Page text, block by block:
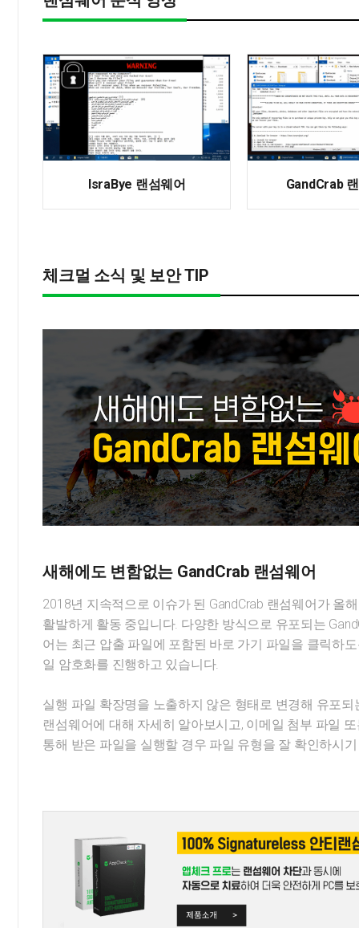
IsraBye 랜섬웨어 GandCrab
체크멀 소식 및 보안 TIP
새해에도 변함없는 GandCrab 랜섬웨어
2018년 지속적으로 이슈가 된 GandCrab 랜섬웨어가 올
활발하게 활동 중입니다. 다양한 방식으로 유포되는
어는 최근 압출 파일에 포함된 바로 가기 파일을 클릭하
일 암호화를 진행하고 있습니다.
실행 파일 확장명을 노출하지 않은 형태로 변경해 유포되
랜섬웨어에 대해 자세히 알아보시고, 이메일 첨부 파일
통해 받은 파일을 실행할 경우 파일 유형을 잘 확인하시